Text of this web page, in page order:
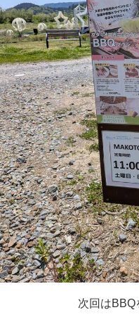
次回はBBQ